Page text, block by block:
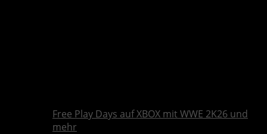
Free Play Days auf XBOX mit WWE 2K26 und
mehr